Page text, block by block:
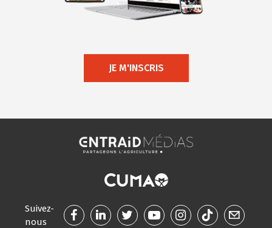
JE M'INSCRIS
Suivez-
nous